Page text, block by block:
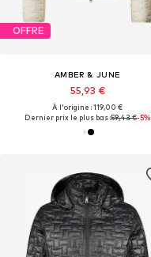
OFFRE
AMBER & JUNE
55,93 €
À l'origine : 119,00 €
Dernier prix le plus bas :59,43 €-5%